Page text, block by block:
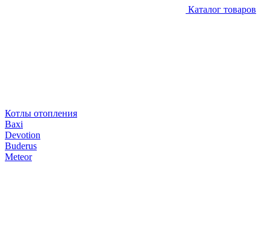
Каталог товаров
Котлы отопления
Baxi
Devotion
Buderus
Meteor